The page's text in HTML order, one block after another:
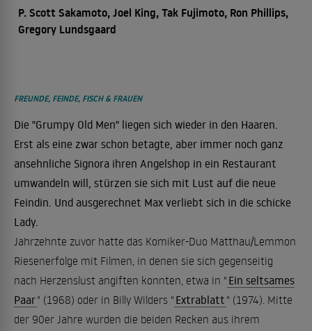
P. Scott Sakamoto, Joel King, Tak Fujimoto, Ron Phillips,
Gregory Lundsgaard
FREUNDE, FEINDE, FISCH & FRAUEN
Die "Grumpy Old Men" liegen sich wieder in den Haaren.
Erst als eine zwar schon betagte, aber immer noch ganz
ansehnliche Signora ihren Angelshop in ein Restaurant
umwandeln will, stürzen sie sich mit Lust auf die neue
Feindin. Und ausgerechnet Max verliebt sich in die schicke
Lady.
Jahrzehnte zuvor hatte das Komiker-Duo Matthau/Lemmon
Riesenerfolge mit Filmen, in denen sie sich gegenseitig
nach Herzenslust angiften konnten, etwa in " Ein seltsames
Paar" (1968) oder in Billy Wilders " Extrablatt " (1974). Mitte
der 90er Jahre wurden die beiden Recken aus ihrem